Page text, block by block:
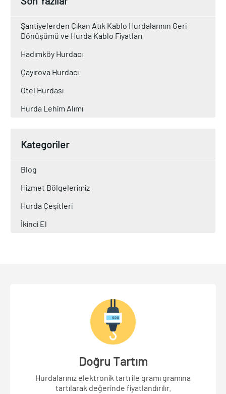
Şantiyelerden Çıkan Atık Kablo Hurdalarının Geri
Dönüşümü ve Hurda Kablo Fiyatları
Hadımköy Hurdacı
Çayırova Hurdacı
Otel Hurdası
Hurda Lehim Alımı
Kategoriler
Blog
Hizmet Bölgelerimiz
Hurda Çeşitleri
İkinci El
Doğru Tartım
Hurdalarınız elektronik tartı ile gramı gramına
tartılarak değerinde fiyatlandırılır.